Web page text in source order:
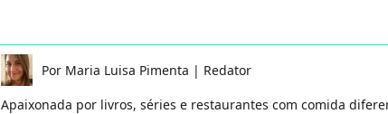
Por Maria Luisa Pimenta | Redator
Apaixonada por livros, séries e restaurantes com comida